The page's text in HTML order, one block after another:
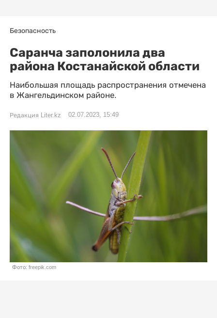
Безопасность
Саранча заполонила два
района Костанайской области
Наибольшая площадь распространения отмечена
в Жангельдинском районе.
Редакция Liter.kz 02.07.2023, 15:49
Фото: freepik.com